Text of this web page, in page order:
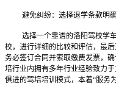
避免纠纷：选择退学条款明
选择一个靠谱的洛阳驾校学
校，进行详细的比较和评估，最后
务必签订合同并索取缴费发票，确
培行业内拥有多年行业经验致力
俱进的驾培培训模式，本着“服务